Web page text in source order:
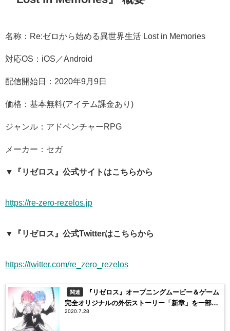
名称：Re:ゼロから始める異世界生活 Lost in Memories
対応OS：iOS／Android
配信開始日：2020年9月9日
価格：基本無料(アイテム課金あり)
ジャンル：アドベンチャーRPG
メーカー：セガ
▼『リゼロス』公式サイトはこちらから
https://re-zero-rezelos.jp
▼『リゼロス』公式Twitterはこちらから
https://twitter.com/re_zero_rezelos
関連
『リゼロス』オープニングムービー＆ゲーム
完全オリジナルの外伝ストーリー「新章」を一部公
開！
2020.7.28